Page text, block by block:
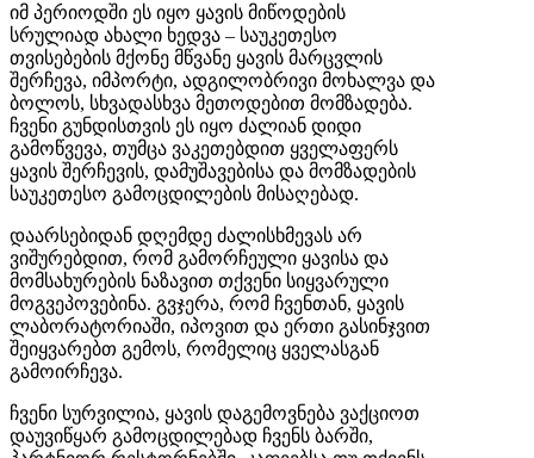
იმ პერიოდში ეს იყო ყავის მიწოდების
სრულიად ახალი ხედვა – საუკეთესო
თვისებების მქონე მწვანე ყავის მარცვლის
შერჩევა, იმპორტი, ადგილობრივი მოხალვა და
ბოლოს, სხვადასხვა მეთოდებით მომზადება.
ჩვენი გუნდისთვის ეს იყო ძალიან დიდი
გამოწვევა, თუმცა ვაკეთებდით ყველაფერს
ყავის შერჩევის, დამუშავებისა და მომზადების
საუკეთესო გამოცდილების მისაღებად.
დაარსებიდან დღემდე ძალისხმევას არ
ვიშურებდით, რომ გამორჩეული ყავისა და
მომსახურების ნაზავით თქვენი სიყვარული
მოგვეპოვებინა. გვჯერა, რომ ჩვენთან, ყავის
ლაბორატორიაში, იპოვით და ერთი გასინჯვით
შეიყვარებთ გემოს, რომელიც ყველასგან
გამოირჩევა.
ჩვენი სურვილია, ყავის დაგემოვნება ვაქციოთ
დაუვიწყარ გამოცდილებად ჩვენს ბარში,